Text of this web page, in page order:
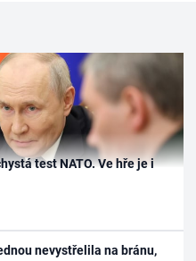
test NATO. Ve hře je i
nevystřelila na bránu,